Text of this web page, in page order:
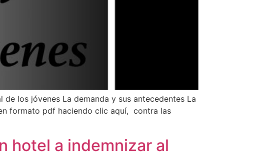
los jóvenes La demanda y sus antecedentes La
formato pdf haciendo clic aquí, contra las
hotel a indemnizar al